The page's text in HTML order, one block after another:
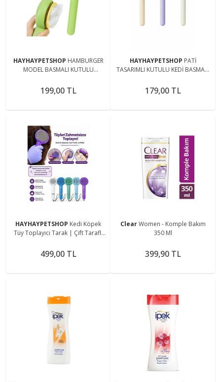
HAYHAYPETSHOP HAMBURGER
MODEL BASMALI KUTULU
199,00 TL
HAYHAYPETSHOP PATİ
TASARIMLI KUTULU KEDİ BASMALI
GREEN
179,00 TL
HAYHAYPETSHOP Kedi Köpek
Tüy Toplayıcı Tarak | Çift Taraflı
Alma Aparatı
499,00 TL
ClearWomen - Komple Bakım
350 Ml
399,90 TL